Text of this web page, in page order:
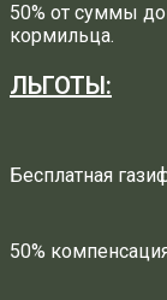
50% от суммы
кормильца.
ЛЬГОТЫ:
Бесплатная
50%